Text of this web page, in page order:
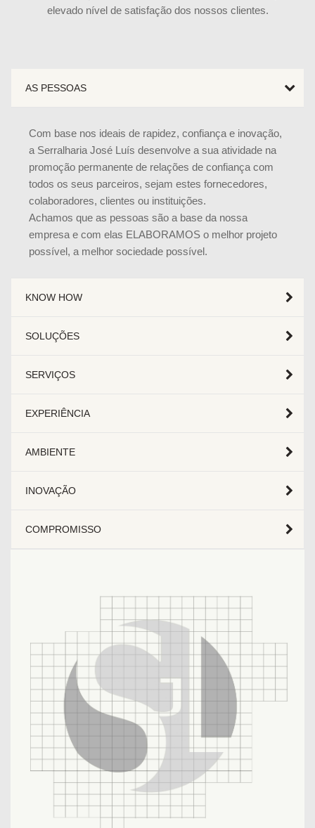
elevado nível de satisfação dos nossos clientes.
AS PESSOAS
Com base nos ideais de rapidez, confiança e inovação,
a Serralharia José Luís desenvolve a sua atividade na
promoção permanente de relações de confiança com
todos os seus parceiros, sejam estes fornecedores,
colaboradores, clientes ou instituições.
Achamos que as pessoas são a base da nossa
empresa e com elas ELABORAMOS o melhor projeto
possível, a melhor sociedade possível.
KNOW HOW
SOLUÇÕES
SERVIÇOS
EXPERIÊNCIA
AMBIENTE
INOVAÇÃO
COMPROMISSO